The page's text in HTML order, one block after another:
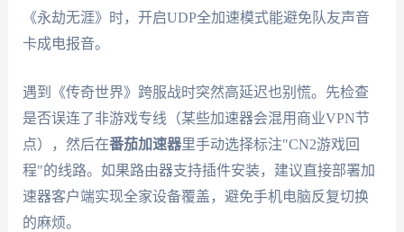
《永劫无涯》时，开启UDP全加速模式能避免队友声音
卡成电报音。
遇到《传奇世界》跨服战时突然高延迟也别慌。先检查
是否误连了非游戏专线（某些加速器会混用商业VPN节
点），然后在番茄加速器里手动选择标注"CN2游戏回
程"的线路。如果路由器支持插件安装，建议直接部署加
速器客户端实现全家设备覆盖，避免手机电脑反复切换
的麻烦。